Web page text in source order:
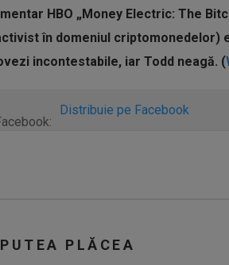
HBO „Money Electric: The
în domeniul criptomonedelor)
incontestabile, iar Todd neagă. (
Distribuie pe Facebook
PLĂCEA